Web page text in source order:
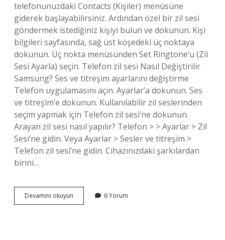
telefonunuzdaki Contacts (Kişiler) menüsüne
giderek başlayabilirsiniz. Ardından özel bir zil sesi
göndermek istediğiniz kişiyi bulun ve dokunun. Kişi
bilgileri sayfasında, sağ üst köşedeki üç noktaya
dokunun. Üç nokta menüsünden Set Ringtone’u (Zil
Sesi Ayarla) seçin. Telefon zil sesi Nasıl Değiştirilir
Samsung? Ses ve titreşim ayarlarını değiştirme
Telefon uygulamasını açın. Ayarlar’a dokunun. Ses
ve titreşim’e dokunun. Kullanılabilir zil seslerinden
seçim yapmak için Telefon zil sesi’ne dokunun.
Arayan zil sesi nasıl yapılır? Telefon > > Ayarlar > Zil
Sesi’ne gidin. Veya Ayarlar > Sesler ve titreşim >
Telefon zil sesi’ne gidin. Cihazınızdaki şarkılardan
birini…
Devamını okuyun Samsung
Telefonlarda
6 Yorum